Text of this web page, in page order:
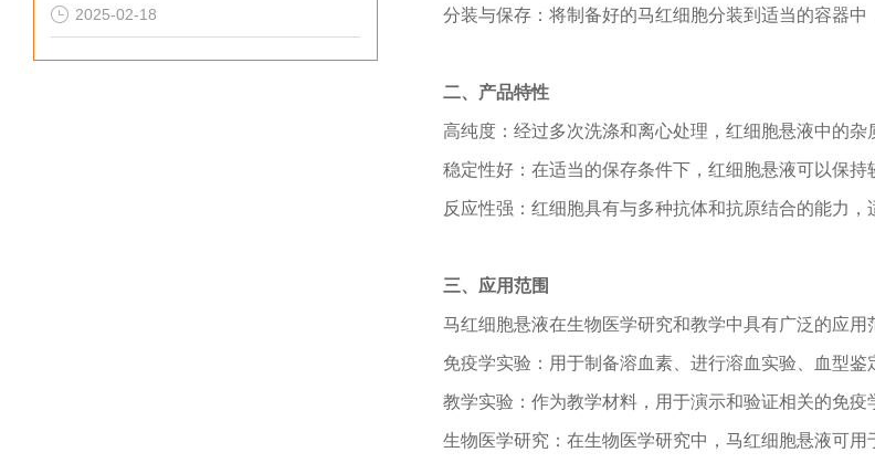
2025-02-18 分装与保存：将制备好的马红细胞分装到适当的容器中
二、产品特性
高纯度：经过多次洗涤和离心处理，红细胞悬液中的杂
稳定性好：在适当的保存条件下，红细胞悬液可以保持
反应性强：红细胞具有与多种抗体和抗原结合的能力，
三、应用范围
马红细胞悬液在生物医学研究和教学中具有广泛的应用
免疫学实验：用于制备溶血素、进行溶血实验、血型鉴
教学实验：作为教学材料，用于演示和验证相关的免疫
生物医学研究：在生物医学研究中， 马红细胞悬液可用